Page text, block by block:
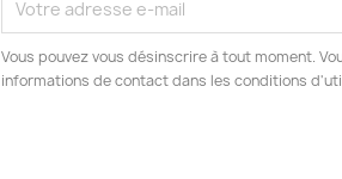
Vous pouvez vous désinscrire à tout moment.
informations de contact dans les conditions